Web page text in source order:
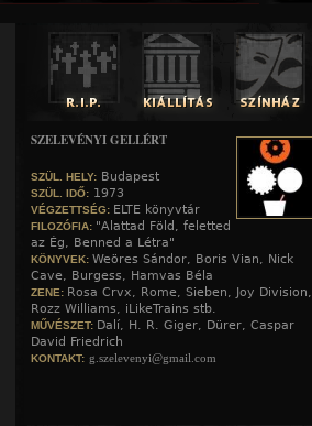
SZELEVÉNYI GELLÉRT
SZÜL. HELY: Budapest
SZÜL. IDŐ: 1973
VÉGZETTSÉG: ELTE könyvtár
FILOZÓFIA: "Alattad Föld, feletted
az Ég, Benned a Létra"
KÖNYVEK: Weöres Sándor, Boris Vian, Nick
Cave, Burgess, Hamvas Béla
ZENE: Rosa Crvx, Rome, Sieben, Joy Division,
Rozz Williams, iLikeTrains stb.
MŰVÉSZET: Dalí, H. R. Giger, Dürer, Caspar
David Friedrich
KONTAKT: g.szelevenyi@gmail.com